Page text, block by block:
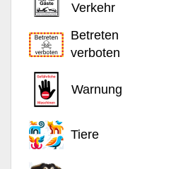
Verkehr
Betreten
verboten
Warnung
Tiere